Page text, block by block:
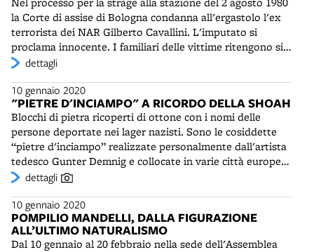
partite disputate.
la Corte di assise di Bologna condanna all'ergastolo l'ex
terrorista dei NAR Gilberto Cavallini. L'imputato si
proclama innocente. I familiari delle vittime ritengono sia
stata fatta giustizia.
dettagli
10 gennaio 2020
"PIETRE D'INCIAMPO" A RICORDO DELLA SHOAH
Blocchi di pietra ricoperti di ottone con i nomi delle
persone deportate nei lager nazisti. Sono le cosiddette
“pietre d'inciampo” realizzate personalmente dall'artista
tedesco Gunter Demnig e collocate in varie città europee,
davanti alle abitazioni delle vittime del nazismo e del
2010. Il 10 gennaio 2020 alcune vengono collocate anche
a Bologna, su iniziativa del Comune e di vari enti riuniti
nel Tavolo della Memoria. In via Rimesse ricordano i
dettagli
10 gennaio 2020
POMPILIO MANDELLI, DALLA FIGURAZIONE
ALL’ULTIMO NATURALISMO
Dal 10 gennaio al 20 febbraio nella sede dell'Assemblea